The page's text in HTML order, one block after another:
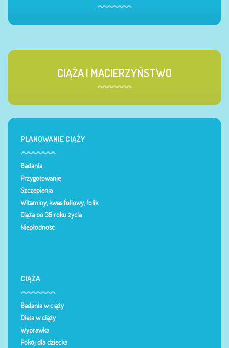
CIĄŻA I MACIERZYŃSTWO
PLANOWANIE CIĄŻY
Badania
Przygotowanie
Szczepienia
Witaminy, kwas foliowy, folik
Ciąża po 35 roku życia
Niepłodność
CIĄŻA
Badania w ciąży
Dieta w ciąży
Wyprawka
Pokój dla dziecka